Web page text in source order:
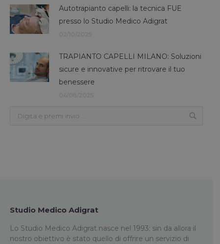
Autotrapianto capelli: la tecnica FUE
presso lo Studio Medico Adigrat
02/10/2025
TRAPIANTO CAPELLI MILANO: Soluzioni
sicure e innovative per ritrovare il tuo
benessere
06/08/2025
Studio Medico Adigrat
Lo Studio Medico Adigrat nasce nel 1993: sin da allora il
nostro obiettivo è stato quello di offrire un servizio di